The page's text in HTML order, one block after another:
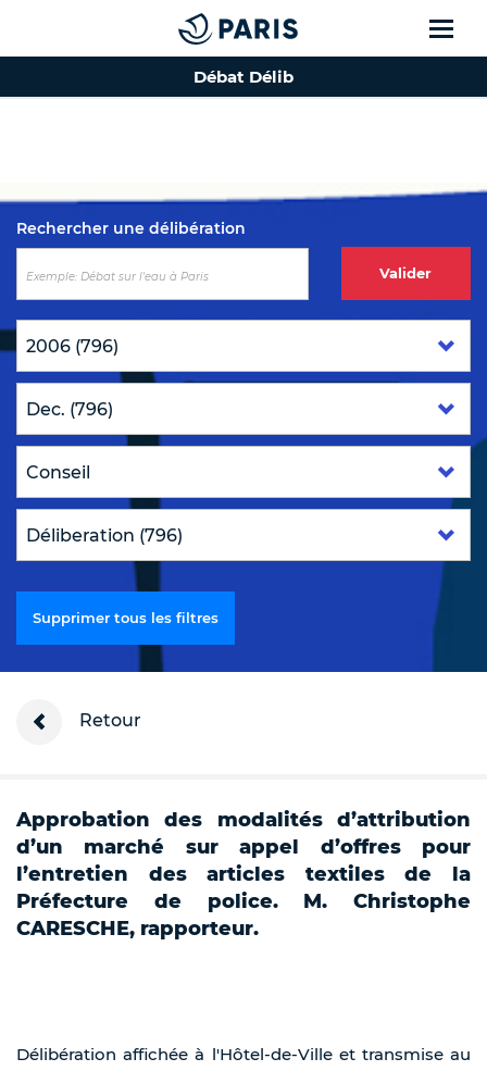
Top of the page
Débat Délib
Rechercher une délibération
Valider
Supprimer tous les filtres
Retour
Approbation des modalités d’attribution
d’un marché sur appel d’offres pour
l’entretien des articles textiles de la
Préfecture de police. M. Christophe
CARESCHE, rapporteur.
Délibération affichée à l'Hôtel-de-Ville et transmise au